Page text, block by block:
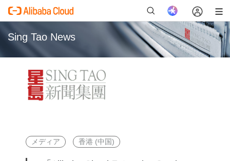
Sing Tao News
メディア 香港 (中国)